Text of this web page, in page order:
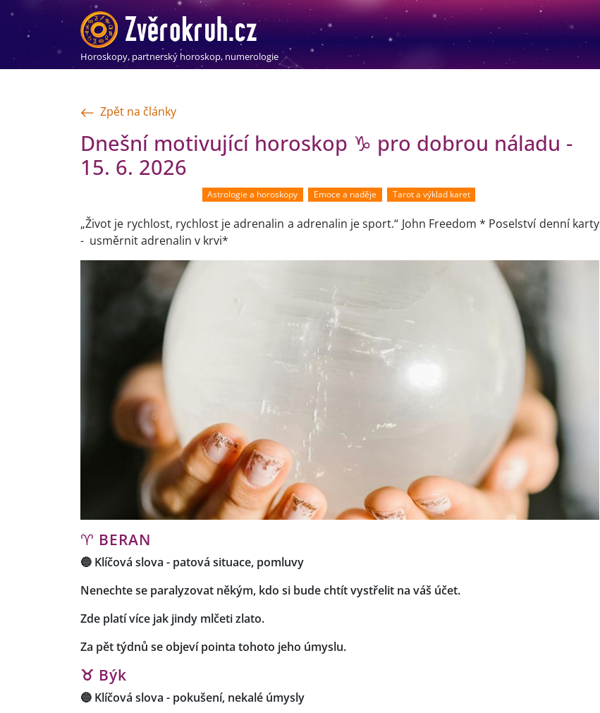
Horoskopy, partnerský horoskop, numerologie
Zpět na články
Dnešní motivující horoskop ♑ pro dobrou náladu -
15. 6. 2026
Astrologie a horoskopy Emoce a naděje Tarot a výklad karet
„Život je rychlost, rychlost je adrenalin a adrenalin je sport.“ John Freedom * Poselství denní karty
- usměrnit adrenalin v krvi*
♈ BERAN
🔵 Klíčová slova - patová situace, pomluvy
Nenechte se paralyzovat někým, kdo si bude chtít vystřelit na váš účet.
Zde platí více jak jindy mlčeti zlato.
Za pět týdnů se objeví pointa tohoto jeho úmyslu.
♉ Býk
🔵 Klíčová slova - pokušení, nekalé úmysly